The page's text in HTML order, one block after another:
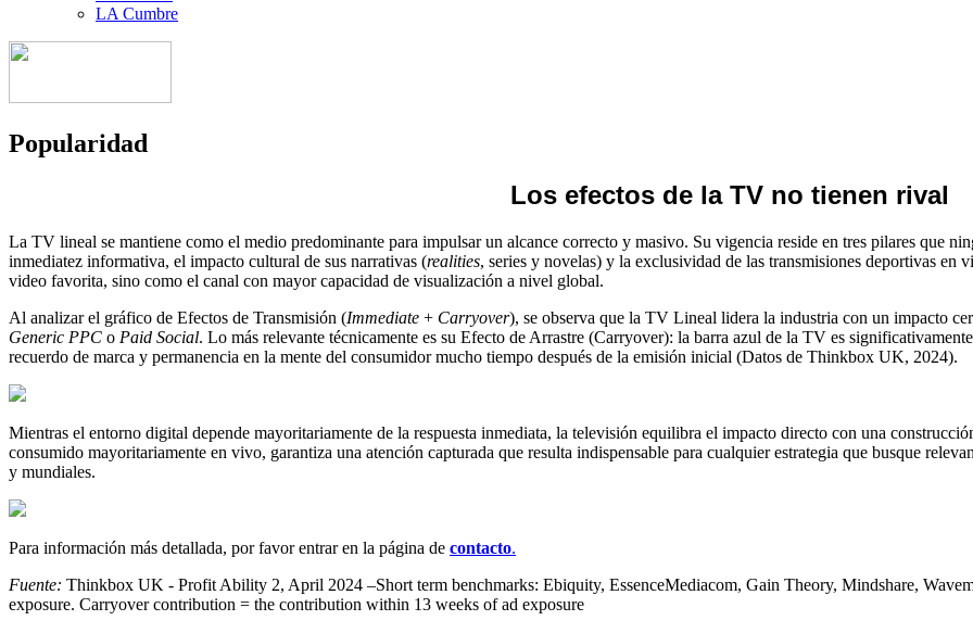
LA Cumbre
Popularidad
Los efectos de la TV no tienen rival
La TV lineal se mantiene como el medio predominante para impulsar un alcance correcto y masivo. Su vigencia reside en tres pilares que
inmediatez informativa, el impacto cultural de sus narrativas (realities, series y novelas) y la exclusividad de las transmisiones deportivas
video favorita, sino como el canal con mayor capacidad de visualización a nivel global.
Al analizar el gráfico de Efectos de Transmisión (Immediate + Carryover), se observa que la TV Lineal lidera la industria con un impacto
Generic PPC o Paid Social. Lo más relevante técnicamente es su Efecto de Arrastre (Carryover): la barra azul de la TV es
recuerdo de marca y permanencia en la mente del consumidor mucho tiempo después de la emisión inicial (Datos de Thinkbox UK, 2024).
Mientras el entorno digital depende mayoritariamente de la respuesta inmediata, la televisión equilibra el impacto directo con una
consumido mayoritariamente en vivo, garantiza una atención capturada que resulta indispensable para cualquier estrategia que busque
y mundiales.
Para información más detallada, por favor entrar en la página de contacto.
Fuente: Thinkbox UK - Profit Ability 2, April 2024 –Short term benchmarks: Ebiquity, EssenceMediacom, Gain Theory, Mindshare,
exposure. Carryover contribution = the contribution within 13 weeks of ad exposure